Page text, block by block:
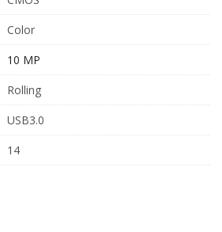
Color
10 MP
Rolling
USB3.0
14